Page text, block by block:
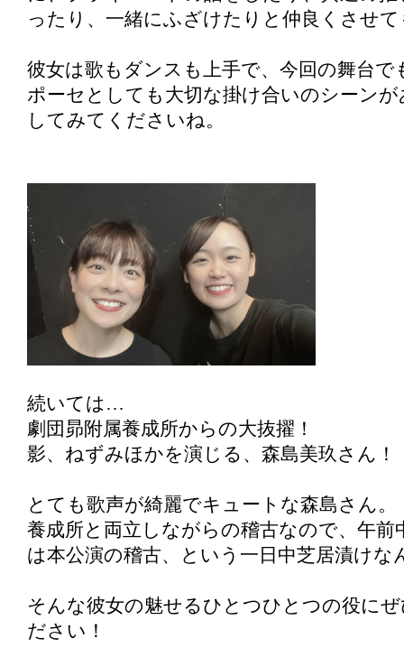
ったり、一緒にふざけたりと仲良くさせ
彼女は歌もダンスも上手で、今回の舞台で
ポーセとしても大切な掛け合いのシーン
してみてくださいね。
続いては…
劇団昴附属養成所からの大抜擢！
影、ねずみほかを演じる、森島美玖さん！
とても歌声が綺麗でキュートな森島さん。
養成所と両立しながらの稽古なので、午前
は本公演の稽古、という一日中芝居漬け
そんな彼女の魅せるひとつひとつの役に
ださい！